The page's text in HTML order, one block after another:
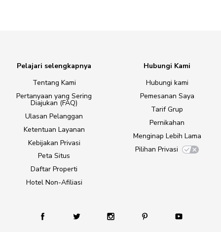
Pelajari selengkapnya
Tentang Kami
Pertanyaan yang Sering
Diajukan (FAQ)
Ulasan Pelanggan
Ketentuan Layanan
Kebijakan Privasi
Peta Situs
Daftar Properti
Hotel Non-Afiliasi
Hubungi Kami
Hubungi kami
Pemesanan Saya
Tarif Grup
Pernikahan
Menginap Lebih Lama
Pilihan Privasi